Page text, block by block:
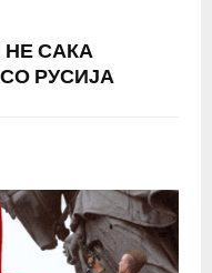
САКА
РУСИЈА